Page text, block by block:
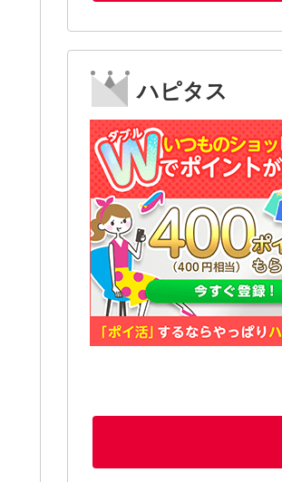
ハピタス